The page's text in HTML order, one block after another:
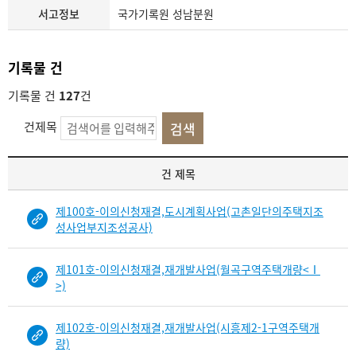
서고정보 국가기록원 성남분원
기록물 건
기록물 건 127건
건제목
록
열
건 제목
제100호-이의신청재결,도시계획사업(고촌일단의주택지조
성사업부지조성공사)
제101호-이의신청재결,재개발사업(월곡구역주택개량<Ⅰ
>)
제102호-이의신청재결,재개발사업(시흥제2-1구역주택개
량)